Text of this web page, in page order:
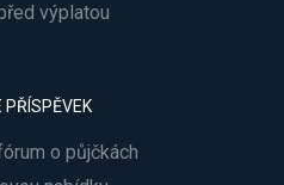
výplatou
PŘÍSPĚVEK
o půjčkách